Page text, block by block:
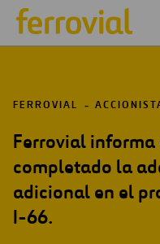
FERROVIAL
Ferrovial
completado la
adicional en el
I-66.